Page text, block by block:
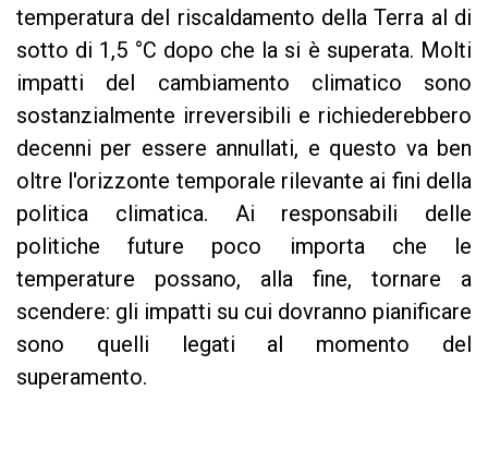
temperatura del riscaldamento della Terra al di
sotto di 1,5 °C dopo che la si è superata. Molti
impatti del cambiamento climatico sono
sostanzialmente irreversibili e richiederebbero
decenni per essere annullati, e questo va ben
oltre l'orizzonte temporale rilevante ai fini della
politica climatica. Ai responsabili delle
politiche future poco importa che le
temperature possano, alla fine, tornare a
scendere: gli impatti su cui dovranno pianificare
sono quelli legati al momento del
superamento.